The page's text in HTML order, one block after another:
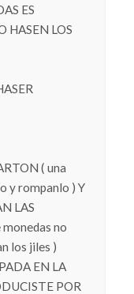
ES
HASEN LOS
( una
y rompanlo ) Y
LAS
no
los jiles )
EN LA
POR